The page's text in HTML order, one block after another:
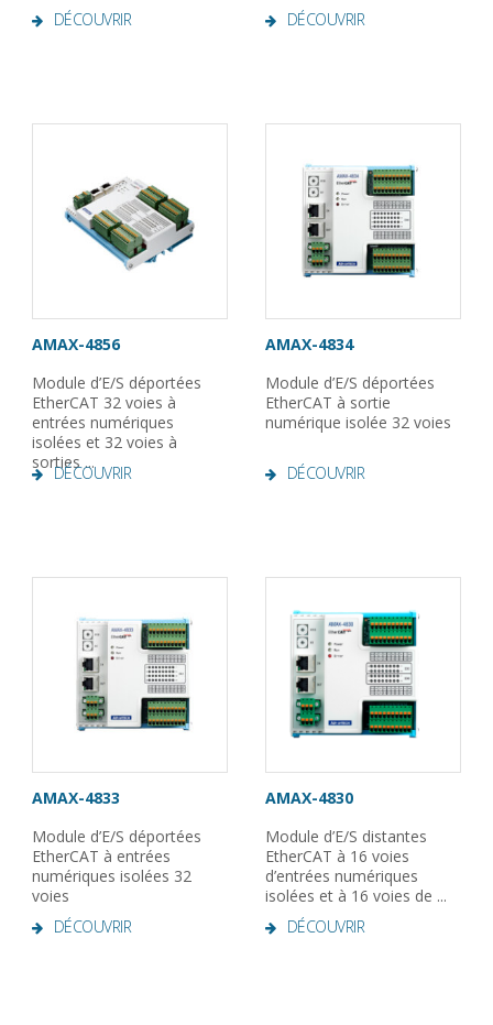
DÉCOUVRIR DÉCOUVRIR
AMAX-4856
Module d’E/S déportées
EtherCAT 32 voies à
entrées numériques
isolées et 32 ​​voies à
sorties ...
DÉCOUVRIR
AMAX-4834
Module d’E/S déportées
EtherCAT à sortie
numérique isolée 32 voies
DÉCOUVRIR
AMAX-4833
Module d’E/S déportées
EtherCAT à entrées
numériques isolées 32
voies
DÉCOUVRIR
AMAX-4830
Module d’E/S distantes
EtherCAT à 16 voies
d’entrées numériques
isolées et à 16 voies de ...
DÉCOUVRIR